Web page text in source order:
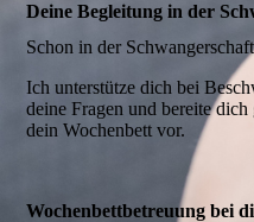
Deine Begleitung in der
Schon in der
Ich unterstütze dich bei
deine Fragen und bereite
dein Wochenbett vor.
Wochenbettbetreuung bei